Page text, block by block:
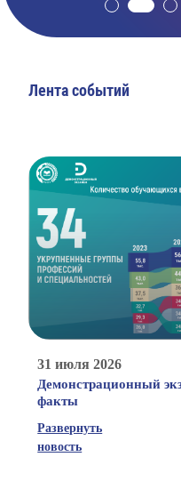
Лента событий
31 июля 2026
Демонстрационный
факты
Развернуть
новость